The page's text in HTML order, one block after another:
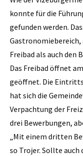
konnte für die
gefunden werden.
Gastronomiebereich,
Freibad als auch den
Das Freibad öffnet
geöffnet. Die
hat sich die
Verpachtung der
drei Bewerbungen,
„Mit einem dritten
so Trojer. Sollte auch